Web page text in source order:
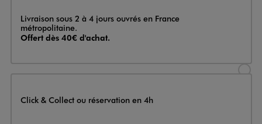
Livraison
Livraison sous 2 à 4 jours ouvrés en France
métropolitaine.
Offert dès 40€ d'achat.
Click & Collect ou réservation en 4h